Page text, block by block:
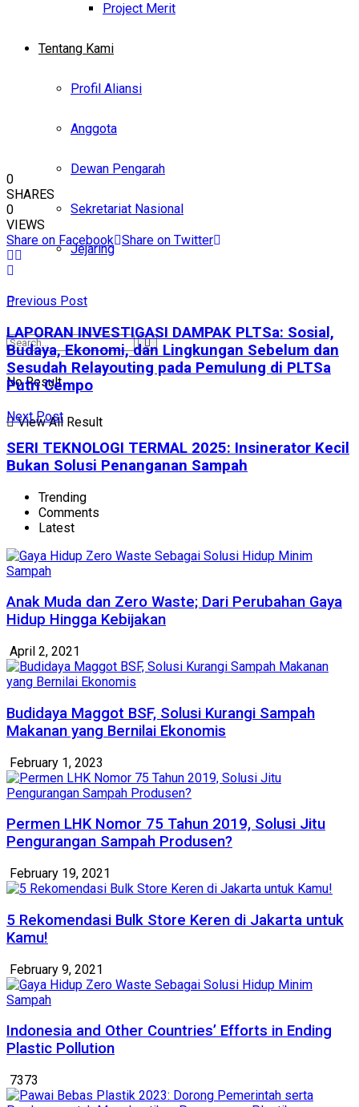
Project Merit
Tentang Kami
Profil Aliansi
Anggota
Dewan Pengarah
Sekretariat Nasional
Jejaring
No Result
View All Result
0
SHARES
0
VIEWS
Share on Facebook Share on Twitter
Previous Post
LAPORAN INVESTIGASI DAMPAK PLTSa: Sosial,
Budaya, Ekonomi, dan Lingkungan Sebelum dan
Sesudah Relayouting pada Pemulung di PLTSa
Putri Cempo
Next Post
SERI TEKNOLOGI TERMAL 2025: Insinerator Kecil
Bukan Solusi Penanganan Sampah
Trending
Comments
Latest
Anak Muda dan Zero Waste; Dari Perubahan Gaya
Hidup Hingga Kebijakan
April 2, 2021
Budidaya Maggot BSF, Solusi Kurangi Sampah
Makanan yang Bernilai Ekonomis
February 1, 2023
Permen LHK Nomor 75 Tahun 2019, Solusi Jitu
Pengurangan Sampah Produsen?
February 19, 2021
5 Rekomendasi Bulk Store Keren di Jakarta untuk
Kamu!
February 9, 2021
Indonesia and Other Countries’ Efforts in Ending
Plastic Pollution
7373